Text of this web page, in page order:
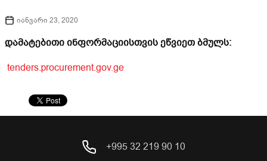
იანვარი 23, 2020
დამატებითი ინფორმაციისთვის ეწვიეთ ბმულს:
tenders.procurement.gov.ge
+995 32 219 90 10